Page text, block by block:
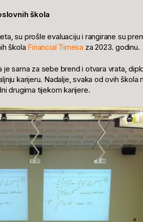
škola
su prošle evaluaciju i rangirane su
škola Financial Timesa za 2023. godinu.
sama za sebe brend i otvara vrata,
karijeru. Nadalje, svaka od ovih
drugima tijekom karijere.